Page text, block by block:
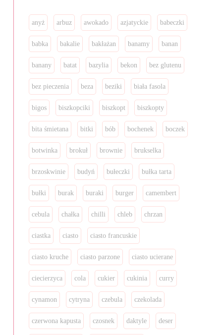
anyż arbuz awokado azjatyckie babeczki
babka bakalie bakłażan banamy banan
banany batat bazylia bekon bez glutenu
bez pieczenia beza beziki biała fasola
bigos biszkopciki biszkopt biszkopty
bita śmietana bitki bób bochenek boczek
botwinka brokuł brownie brukselka
brzoskwinie budyń bułeczki bułka tarta
bułki burak buraki burger camembert
cebula chałka chilli chleb chrzan
ciastka ciasto ciasto francuskie
ciasto kruche ciasto parzone ciasto ucierane
ciecierzyca cola cukier cukinia curry
cynamon cytryna czebula czekolada
czerwona kapusta czosnek daktyle deser